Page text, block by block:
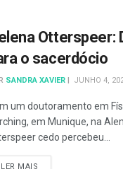
Otterspeer:
o sacerdócio
SANDRA XAVIER JUNHO 4,
um doutoramento em
em Munique, na
cedo percebeu...
LER MAIS